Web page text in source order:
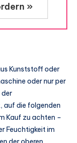
»
Kunststoff oder
oder nur per
der
auf die folgenden
Kauf zu achten –
Feuchtigkeit im